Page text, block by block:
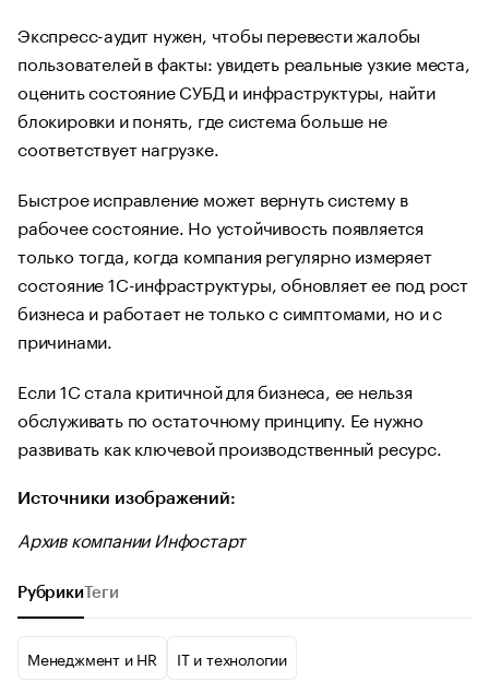
Экспресс-аудит нужен, чтобы перевести жалобы
пользователей в факты: увидеть реальные узкие места,
оценить состояние СУБД и инфраструктуры, найти
блокировки и понять, где система больше не
соответствует нагрузке.
Быстрое исправление может вернуть систему в
рабочее состояние. Но устойчивость появляется
только тогда, когда компания регулярно измеряет
состояние 1С-инфраструктуры, обновляет ее под рост
бизнеса и работает не только с симптомами, но и с
причинами.
Если 1С стала критичной для бизнеса, ее нельзя
обслуживать по остаточному принципу. Ее нужно
развивать как ключевой производственный ресурс.
Источники изображений:
Архив компании Инфостарт
Рубрики Теги
Менеджмент и HR IT и технологии